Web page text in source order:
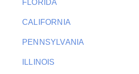
FLORIDA
CALIFORNIA
PENNSYLVANIA
ILLINOIS